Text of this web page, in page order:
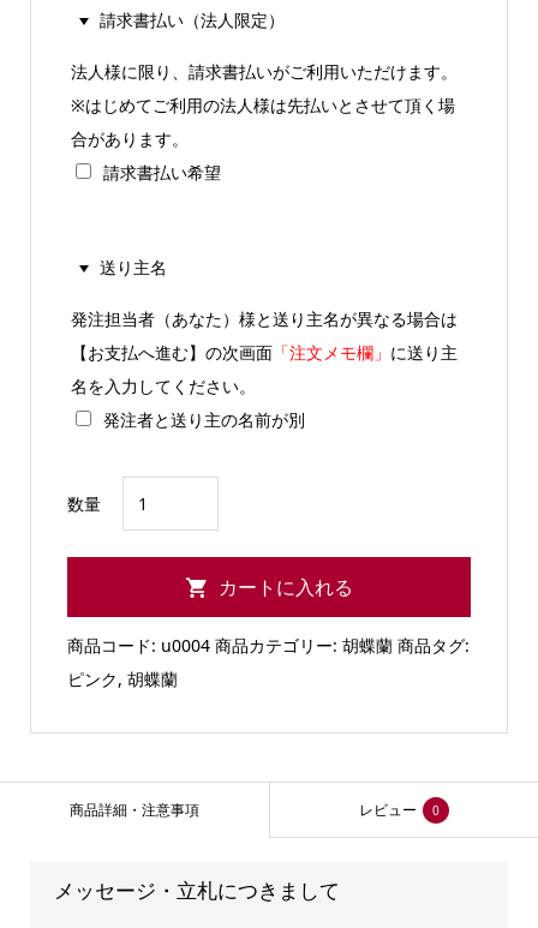
請求書払い（法人限定）
法人様に限り、請求書払いがご利用いただけます。
※はじめてご利用の法人様は先払いとさせて頂く場
合があります。
請求書払い希望
送り主名
発注担当者（あなた）様と送り主名が異なる場合は
【お支払へ進む】の次画面「注文メモ欄」 に送り主
名を入力してください。
発注者と送り主の名前が別
数量
蝶
蘭
【ミ
ド
3
カートに入れる
商品コード: u0004 商品カテゴリー: 胡蝶蘭 商品タグ:
ピンク, 胡蝶蘭
商品詳細・注意事項 レビュー 0
メッセージ・立札につきまして